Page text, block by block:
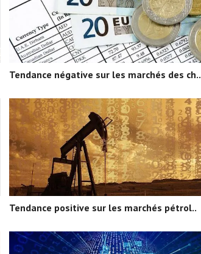
Tendance négative sur les marchés des ch..
Tendance positive sur les marchés pétrol..